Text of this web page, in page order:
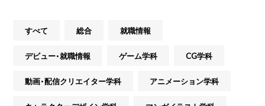
すべて 総合 就職情報
デビュー・就職情報 ゲーム学科 CG学科
動画・配信クリエイター学科 アニメーション学科